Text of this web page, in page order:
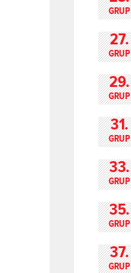
GRUP
27.
GRUP
29.
GRUP
31.
GRUP
33.
GRUP
35.
GRUP
37.
GRUP